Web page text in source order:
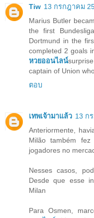
Tiw 13 กรกฎาคม
Marius Butler
the first
Dortmund in the
completed 2 goals
หวยออนไลน์
captain of Union
ตอบ
เทพเจ้ามาแล้ว 13 ก
Anteriormente,
Milão também
jogadores no
Nesses casos,
Desde que esse
Milan
Para Osmen,